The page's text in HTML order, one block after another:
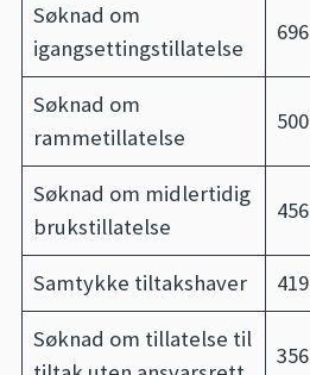
Søknad om
igangsettingstillatelse
696
Søknad om
rammetillatelse
500
Søknad om midlertidig
brukstillatelse
456
Samtykke tiltakshaver 419
Søknad om tillatelse til
356